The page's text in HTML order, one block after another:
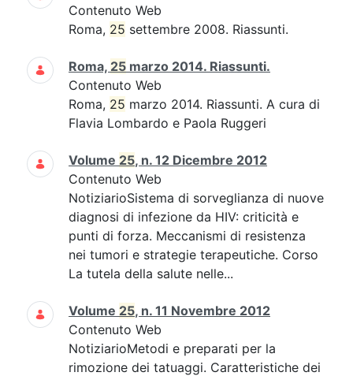
Contenuto Web
Roma, 25 settembre 2008. Riassunti.
Roma, 25 marzo 2014. Riassunti.
Contenuto Web
Roma, 25 marzo 2014. Riassunti. A cura di
Flavia Lombardo e Paola Ruggeri
Volume 25, n. 12 Dicembre 2012
Contenuto Web
NotiziarioSistema di sorveglianza di nuove
diagnosi di infezione da HIV: criticità e
punti di forza. Meccanismi di resistenza
nei tumori e strategie terapeutiche. Corso
La tutela della salute nelle...
Volume 25, n. 11 Novembre 2012
Contenuto Web
NotiziarioMetodi e preparati per la
rimozione dei tatuaggi. Caratteristiche dei